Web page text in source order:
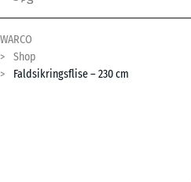
WARCO
Shop
Faldsikringsflise – 230 cm